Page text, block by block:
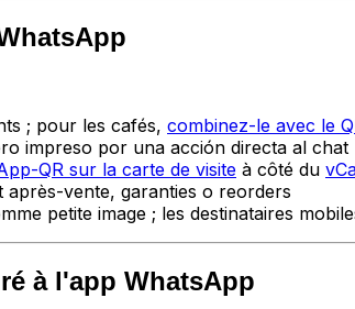
; pour les cafés, combinez-le avec le
impreso por una acción directa al chat
QR sur la carte de visite à côté du
vente, garanties o reorders
petite image ; les destinataires
à l'app WhatsApp